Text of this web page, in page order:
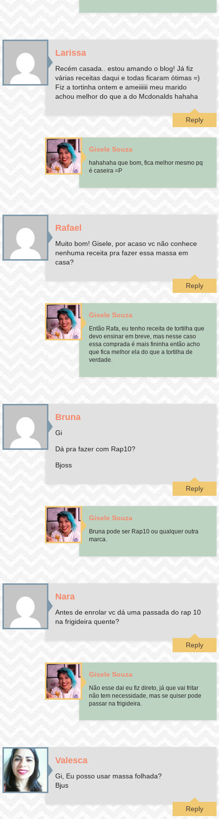
Larissa
Recém casada.. estou amando o blog! Já fiz
várias receitas daqui e todas ficaram ótimas =)
Fiz a tortinha ontem e ameiiiiii meu marido
achou melhor do que a do Mcdonalds hahaha
Reply
Gisele Souza
hahahaha que bom, fica melhor mesmo pq
é caseira =P
Rafael
Muito bom! Gisele, por acaso vc não conhece
nenhuma receita pra fazer essa massa em
casa?
Reply
Gisele Souza
Então Rafa, eu tenho receita de tortilha que
devo ensinar em breve, mas nesse caso
essa comprada é mais fininha então acho
que fica melhor ela do que a tortilha de
verdade.
Bruna
Gi
Dá pra fazer com Rap10?
Bjoss
Reply
Gisele Souza
Bruna pode ser Rap10 ou qualquer outra
marca.
Nara
Antes de enrolar vc dá uma passada do rap 10
na frigideira quente?
Reply
Gisele Souza
Não esse dai eu fiz direto, já que vai fritar
não tem necessidade, mas se quiser pode
passar na frigideira.
Valesca
Gi, Eu posso usar massa folhada?
Bjus
Reply